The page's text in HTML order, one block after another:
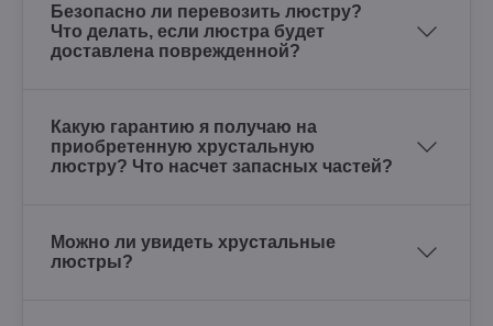
Безопасно ли перевозить люстру?
Что делать, если люстра будет
доставлена поврежденной?
Какую гарантию я получаю на
приобретенную хрустальную
люстру? Что насчет запасных частей?
Можно ли увидеть хрустальные
люстры?